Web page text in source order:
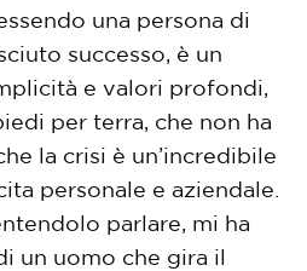
una persona di
successo, è un
e valori profondi,
per terra, che non ha
la crisi è un’incredibile
personale e aziendale.
parlare, mi ha
un uomo che gira il